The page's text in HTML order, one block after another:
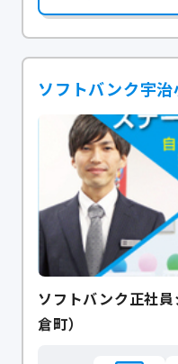
ソフトバンク宇治
ソフトバンク正社
倉町）